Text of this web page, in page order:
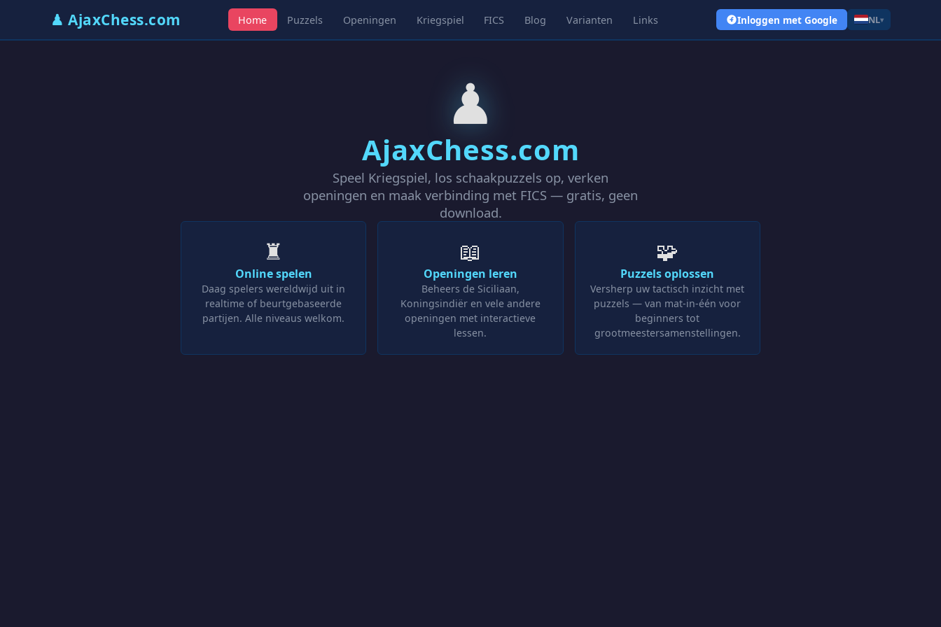
♟ AjaxChess.com Home Puzzels Openingen Kriegspiel FICS Blog Varianten Links Inloggen met Google NL▾
♟
AjaxChess.com
Speel Kriegspiel, los schaakpuzzels op, verken
openingen en maak verbinding met FICS — gratis, geen
download.
♜
Online spelen
Daag spelers wereldwijd uit in
realtime of beurtgebaseerde
partijen. Alle niveaus welkom.
📖
Openingen leren
Beheers de Siciliaan,
Koningsindiër en vele andere
openingen met interactieve
lessen.
🧩
Puzzels oplossen
Versherp uw tactisch inzicht met
puzzels — van mat-in-één voor
beginners tot
grootmeestersamenstellingen.